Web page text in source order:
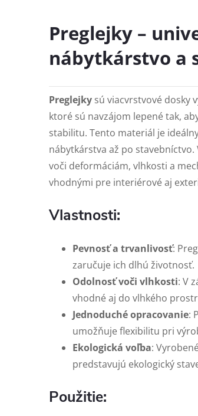
Preglejky –
nábytkárstvo a
Preglejky sú viacvrstvové dosky
ktoré sú navzájom lepené tak,
stabilitu. Tento materiál je
nábytkárstva až po
voči deformáciám, vlhkosti a
vhodnými pre interiérové aj
Vlastnosti:
Pevnosť a trvanlivosť:
zaručuje ich dlhú životnosť.
Odolnosť voči vlhkosti: V
vhodné aj do vlhkého
Jednoduché opracovanie:
umožňuje flexibilitu pri
Ekologická voľba:
predstavujú ekologický
Použitie: